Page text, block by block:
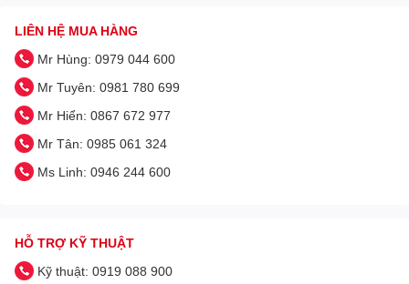
LIÊN HỆ MUA HÀNG
Mr Hùng: 0979 044 600
Mr Tuyên: 0981 780 699
Mr Hiển: 0867 672 977
Mr Tân: 0985 061 324
Ms Linh: 0946 244 600
HỖ TRỢ KỸ THUẬT
Kỹ thuật: 0919 088 900